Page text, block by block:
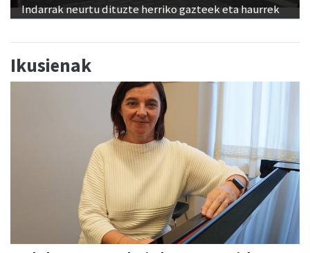
Indarrak neurtu dituzte herriko gazteek eta haurrek
Ikusienak